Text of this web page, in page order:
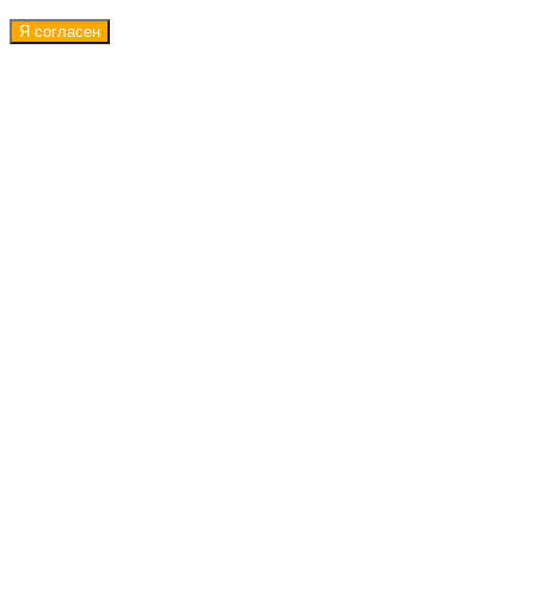
Я согласен